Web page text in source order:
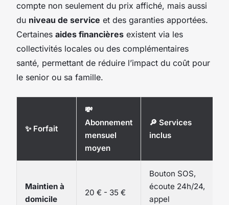
compte non seulement du prix affiché, mais aussi
du niveau de service et des garanties apportées.
Certaines aides financières existent via les
collectivités locales ou des complémentaires
santé, permettant de réduire l’impact du coût pour
le senior ou sa famille.
✨ Forfait
💸
Abonnement
mensuel
moyen
🔎 Services
inclus
Maintien à
domicile
20 € - 35 €
Bouton SOS,
écoute 24h/24,
appel